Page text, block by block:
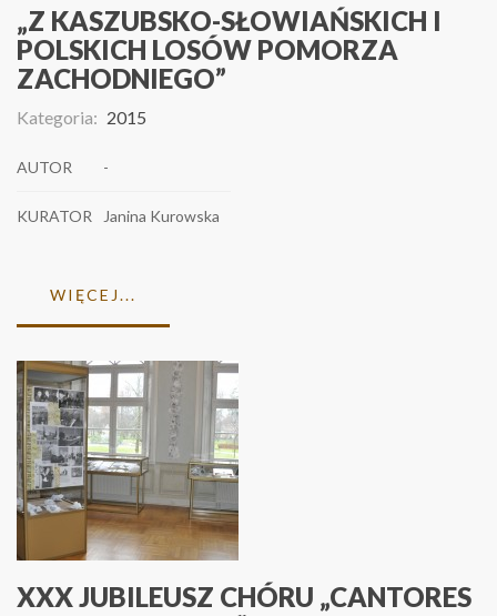
„Z KASZUBSKO-SŁOWIAŃSKICH I
POLSKICH LOSÓW POMORZA
ZACHODNIEGO”
Kategoria: 2015
AUTOR -
KURATOR Janina Kurowska
WIĘCEJ...
XXX JUBILEUSZ CHÓRU „CANTORES